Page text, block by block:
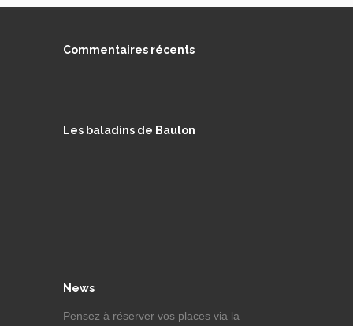
Commentaires récents
Les baladins de Baulon
News
Pensez à réserver vos places via la